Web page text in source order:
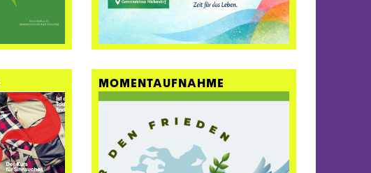
MOMENTAUFNAHME